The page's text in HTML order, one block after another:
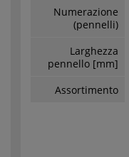
Numerazione
(pennelli)
Larghezza
pennello [mm]
Assortimento